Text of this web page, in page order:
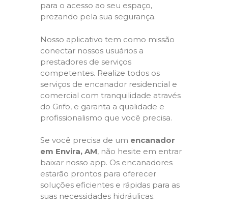
para o acesso ao seu espaço,
prezando pela sua segurança.
Nosso aplicativo tem como missão
conectar nossos usuários a
prestadores de serviços
competentes. Realize todos os
serviços de encanador residencial e
comercial com tranquilidade através
do Grifo, e garanta a qualidade e
profissionalismo que você precisa.
Se você precisa de um encanador
em Envira, AM, não hesite em entrar
baixar nosso app. Os encanadores
estarão prontos para oferecer
soluções eficientes e rápidas para as
suas necessidades hidráulicas.